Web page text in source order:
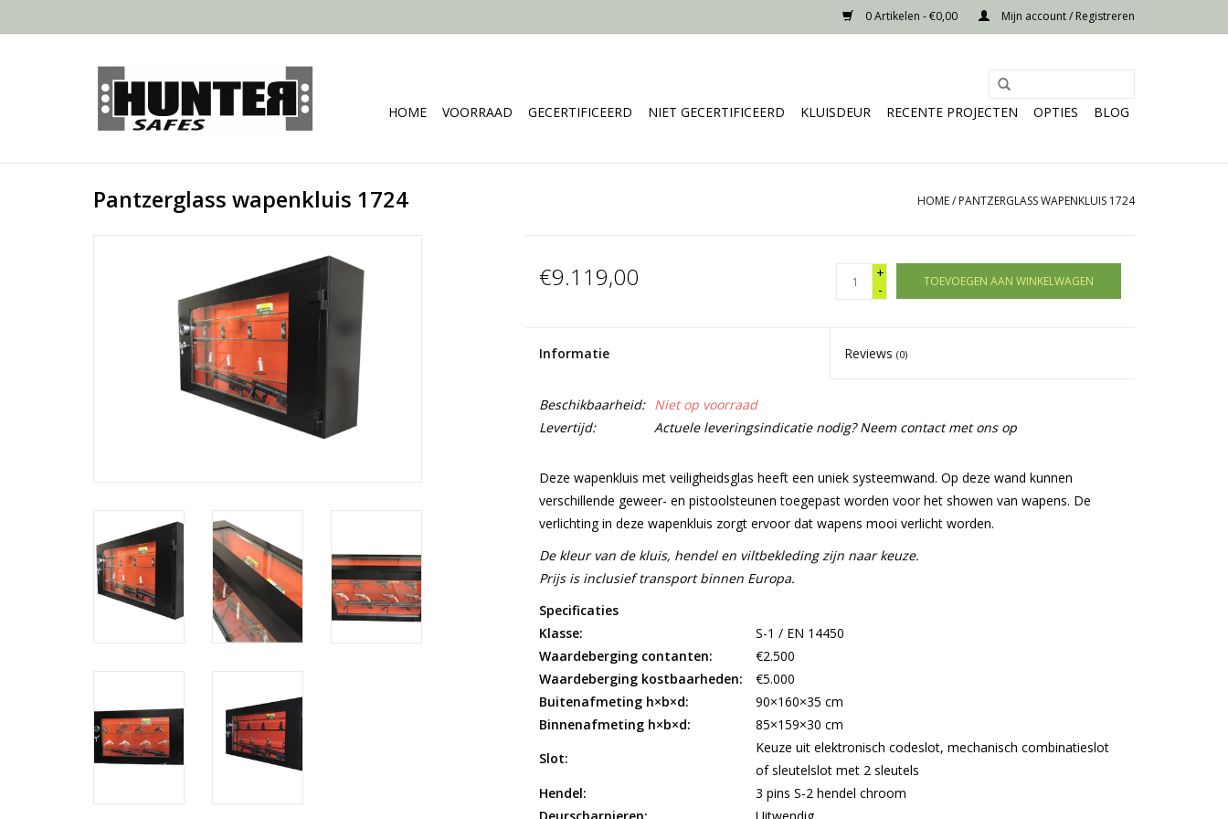
0 Artikelen - €0,00 Mijn account / Registreren
HOME VOORRAAD GECERTIFICEERD NIET GECERTIFICEERD KLUISDEUR RECENTE PROJECTEN OPTIES BLOG
Pantzerglass wapenkluis 1724 HOME/ PANTZERGLASS WAPENKLUIS 1724
€9.119,00
+
-
TOEVOEGEN AAN WINKELWAGEN
Informatie Reviews(0)
Beschikbaarheid:
Niet op voorraad
Levertijd:
Actuele leveringsindicatie nodig? Neem contact met ons op
Deze wapenkluis met veiligheidsglas heeft een uniek systeemwand. Op deze wand kunnen
verschillende geweer- en pistoolsteunen toegepast worden voor het showen van wapens. De
verlichting in deze wapenkluis zorgt ervoor dat wapens mooi verlicht worden.
De kleur van de kluis, hendel en viltbekleding zijn naar keuze.
Prijs is inclusief transport binnen Europa.
Specificaties
Klasse:
S-1 / EN 14450
Waardeberging contanten:
€2.500
Waardeberging kostbaarheden:
€5.000
Buitenafmeting h×b×d:
90×160×35 cm
Binnenafmeting h×b×d:
85×159×30 cm
Slot:
Keuze uit elektronisch codeslot, mechanisch combinatieslot
of sleutelslot met 2 sleutels
Hendel:
3 pins S-2 hendel chroom